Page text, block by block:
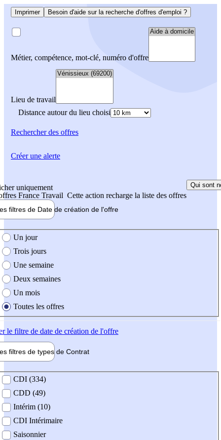
Imprimer Besoin d'aide sur la recherche d'offres d'emploi ?
Métier, compétence, mot-clé, numéro d'offre
Lieu de travail
Distance autour du lieu choisi
Rechercherdes offres
uniquement
France Travail Cette action recharge la liste des offres
Qui sont
filtres de Date de création de l'offre
création de l'offre
Un jour
Trois jours
Une semaine
Deux semaines
Un mois
Toutes les offres
le filtre de date de création de l'offre
filtres de types de Contrat
contrat
CDI (334)
CDD (49)
Intérim (10)
CDI Intérimaire
Saisonnier
Créer une alerte